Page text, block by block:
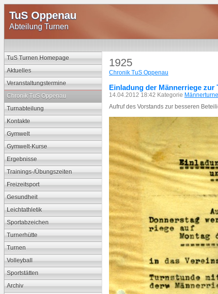
TuS Oppenau
Abteilung Turnen
TuS Turnen Homepage
Aktuelles
Veranstaltungstermine
Chronik TuS Oppenau
Turnabteilung
Kontakte
Gymwelt
Gymwelt-Kurse
Ergebnisse
Trainings-/Übungszeiten
Freizeitsport
Gesundheit
Leichtathletik
Sportabzeichen
Turnerhütte
Turnen
Volleyball
Sportstätten
Archiv
1925
Chronik TuS Oppenau
Einladung der Männerriege
14.04.2012 18:42 Kategorie
Aufruf des Vorstands zur besseren